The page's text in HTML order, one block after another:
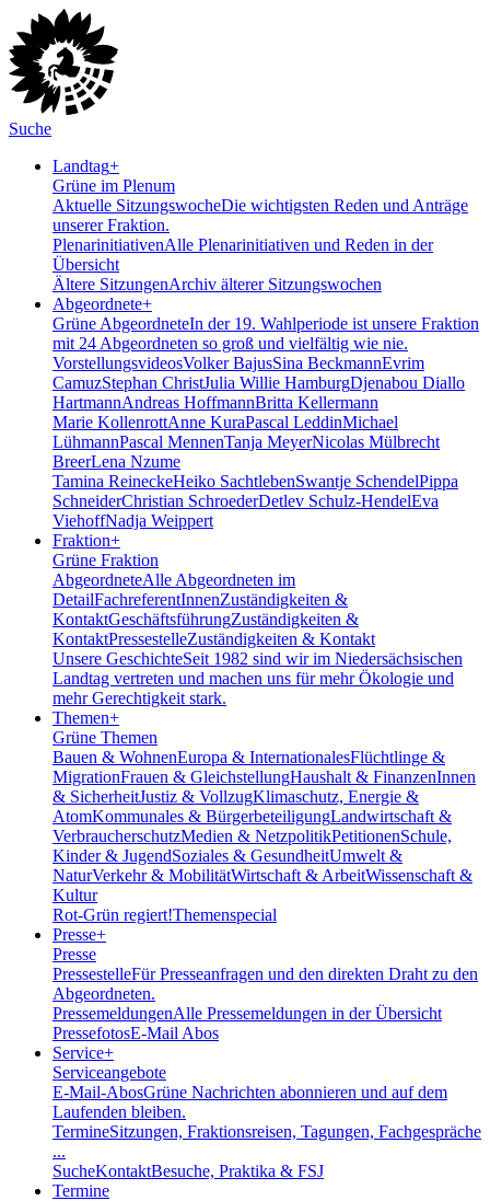
Suche
Landtag+
Grüne im Plenum
Aktuelle SitzungswocheDie wichtigsten Reden und Anträge
unserer Fraktion.
PlenarinitiativenAlle Plenarinitiativen und Reden in der
Übersicht
Ältere SitzungenArchiv älterer Sitzungswochen
Abgeordnete+
Grüne AbgeordneteIn der 19. Wahlperiode ist unsere Fraktion
mit 24 Abgeordneten so groß und vielfältig wie nie.
VorstellungsvideosVolker BajusSina BeckmannEvrim
CamuzStephan ChristJulia Willie HamburgDjenabou Diallo
HartmannAndreas HoffmannBritta Kellermann
Marie KollenrottAnne KuraPascal LeddinMichael
LühmannPascal MennenTanja MeyerNicolas Mülbrecht
BreerLena Nzume
Tamina ReineckeHeiko SachtlebenSwantje SchendelPippa
SchneiderChristian SchroederDetlev Schulz-HendelEva
ViehoffNadja Weippert
Fraktion+
Grüne Fraktion
AbgeordneteAlle Abgeordneten im
DetailFachreferentInnenZuständigkeiten &
KontaktGeschäftsführungZuständigkeiten &
KontaktPressestelleZuständigkeiten & Kontakt
Unsere GeschichteSeit 1982 sind wir im Nieder­sächsischen
Landtag vertreten und machen uns für mehr Ökologie und
mehr Gerechtigkeit stark.
Themen+
Grüne Themen
Bauen & WohnenEuropa & InternationalesFlüchtlinge &
MigrationFrauen & GleichstellungHaushalt & FinanzenInnen
& SicherheitJustiz & VollzugKlimaschutz, Energie &
AtomKommunales & BürgerbeteiligungLandwirtschaft &
VerbraucherschutzMedien & NetzpolitikPetitionenSchule,
Kinder & JugendSoziales & GesundheitUmwelt &
NaturVerkehr & MobilitätWirtschaft & ArbeitWissenschaft &
Kultur
Rot-Grün regiert!Themenspecial
Presse+
Presse
PressestelleFür Presseanfragen und den direkten Draht zu den
Abgeordneten.
PressemeldungenAlle Pressemeldungen in der Übersicht
PressefotosE-Mail Abos
Service+
Serviceangebote
E-Mail-AbosGrüne Nachrichten abonnieren und auf dem
Laufenden bleiben.
TermineSitzungen, Fraktionsreisen, Tagungen, Fachgespräche
...
SucheKontaktBesuche, Praktika & FSJ
Termine